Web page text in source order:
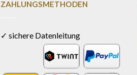
ZAHLUNGSMETHODEN
✓ sichere Datenleitung